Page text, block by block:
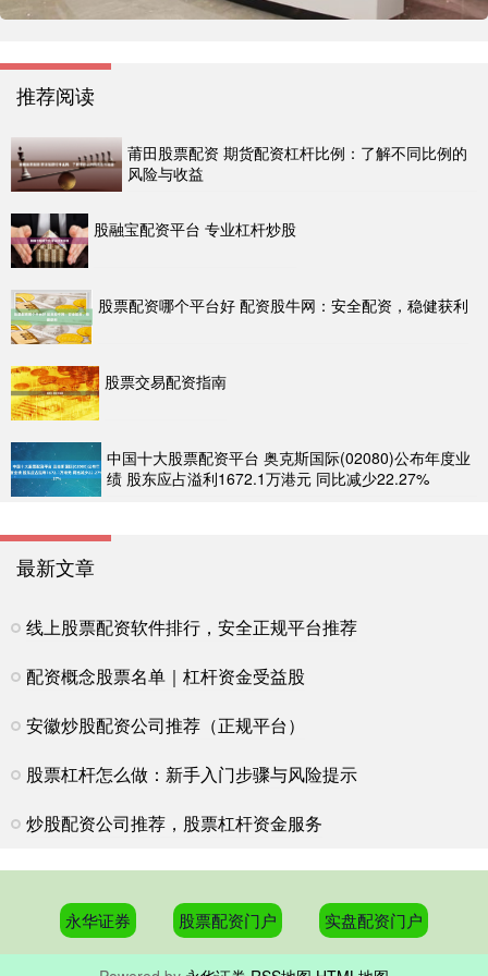
推荐阅读
莆田股票配资 期货配资杠杆比例：了解不同比例的
风险与收益
股融宝配资平台 专业杠杆炒股
股票配资哪个平台好 配资股牛网：安全配资，稳健获利
股票交易配资指南
中国十大股票配资平台 奥克斯国际(02080)公布年度业
绩 股东应占溢利1672.1万港元 同比减少22.27%
最新文章
线上股票配资软件排行，安全正规平台推荐
配资概念股票名单｜杠杆资金受益股
安徽炒股配资公司推荐（正规平台）
股票杠杆怎么做：新手入门步骤与风险提示
炒股配资公司推荐，股票杠杆资金服务
永华证券 股票配资门户 实盘配资门户